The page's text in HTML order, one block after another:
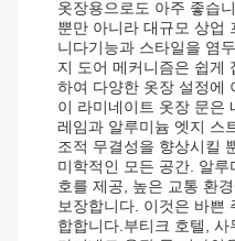
옷장용으로도 아주 좋습
뿐만 아니라 대규모 상업
니다기능과 스타일을 염
지 도어 메커니즘은 쉽게
하여 다양한 옷장 설정에
이 라미네이트 옷장 문은
레임과 알루미늄 엣지 스
조적 무결성을 향상시킬
미학적인 모든 공간. 알
호를 제공, 높은 교통 환
보장합니다. 이것은 바쁜
합합니다.부티크 호텔, 사